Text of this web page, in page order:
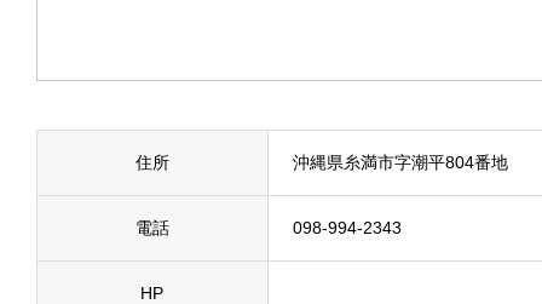
住所 沖縄県糸満市字潮平804番地
電話 098-994-2343
HP